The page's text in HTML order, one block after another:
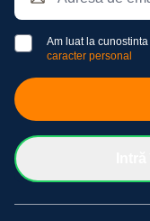
Am luat la cunostinta
caracter personal